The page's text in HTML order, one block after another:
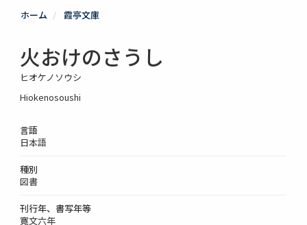
ホーム 霞亭文庫
火おけのさうし
ヒオケノソウシ
Hiokenosoushi
言語
日本語
種別
図書
刊行年、書写年等
寛文六年